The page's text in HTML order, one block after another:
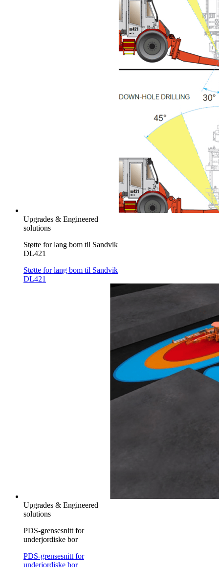
Upgrades & Engineered
solutions
Støtte for lang bom til Sandvik
DL421
Støtte for lang bom til Sandvik
DL421
Upgrades & Engineered
solutions
PDS-grensesnitt for
underjordiske bor
PDS-grensesnitt for
underjordiske bor